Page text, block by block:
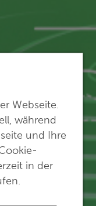
Webseite.
während
und Ihre
in der